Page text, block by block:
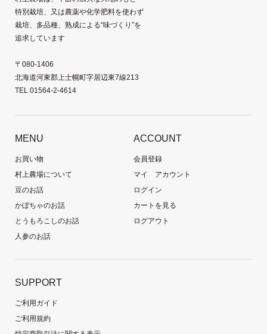
特別栽培、又は農薬や化学肥料を使わず
栽培、多品種、熟成による“味づくり”を
追求しています
〒080-1406
北海道河東郡上士幌町字居辺東7線213
TEL 01564-2-4614
MENU
お買い物
村上農場について
豆のお話
かぼちゃのお話
とうもろこしのお話
人参のお話
ACCOUNT
会員登録
マイ アカウント
ログイン
カートを見る
ログアウト
SUPPORT
ご利用ガイド
ご利用規約